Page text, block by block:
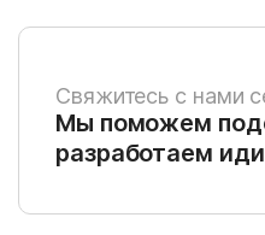
Свяжитесь с нами
Мы поможем
разработаем